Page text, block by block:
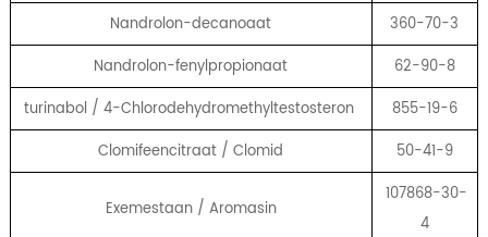
Nandrolon-decanoaat
360-70-3
Nandrolon-fenylpropionaat
62-90-8
turinabol / 4-Chlorodehydromethyltestosteron
855-19-6
Clomifeencitraat / Clomid
50-41-9
Exemestaan ​​/ Aromasin
107868-30-
4